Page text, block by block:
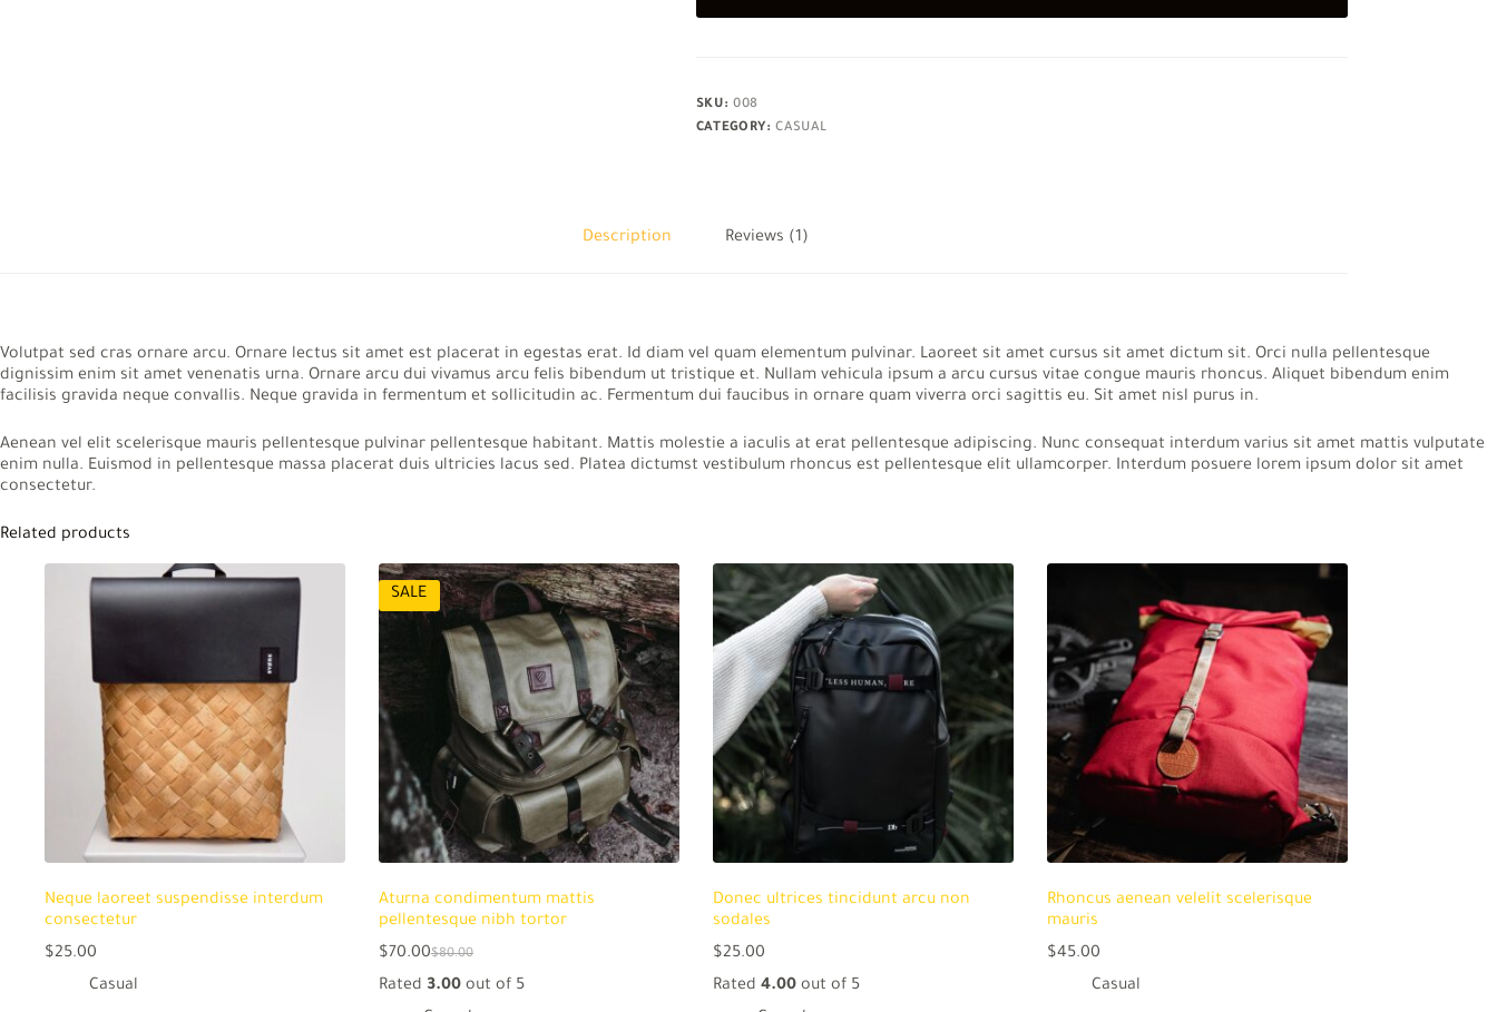
SKU:008
CATEGORY:CASUAL
Description Reviews (1)
Volutpat sed cras ornare arcu. Ornare lectus sit amet est placerat in egestas erat. Id diam vel quam elementum pulvinar. Laoreet sit amet cursus sit amet dictum sit. Orci nulla pellentesque
dignissim enim sit amet venenatis urna. Ornare arcu dui vivamus arcu felis bibendum ut tristique et. Nullam vehicula ipsum a arcu cursus vitae congue mauris rhoncus. Aliquet bibendum enim
facilisis gravida neque convallis. Neque gravida in fermentum et sollicitudin ac. Fermentum dui faucibus in ornare quam viverra orci sagittis eu. Sit amet nisl purus in.
Aenean vel elit scelerisque mauris pellentesque pulvinar pellentesque habitant. Mattis molestie a iaculis at erat pellentesque adipiscing. Nunc consequat interdum varius sit amet mattis vulputate
enim nulla. Euismod in pellentesque massa placerat duis ultricies lacus sed. Platea dictumst vestibulum rhoncus est pellentesque elit ullamcorper. Interdum posuere lorem ipsum dolor sit amet
consectetur.
Related products
Neque laoreet suspendisse interdum
consectetur
$25.00
Casual
SALE
Aturna condimentum mattis
pellentesque nibh tortor
$80.00
Original
price
was:
$70.00Current
price
is:
Rated 3.00out of 5
Donec ultrices tincidunt arcu non
sodales
$25.00
Rated 4.00out of 5
Rhoncus aenean velelit scelerisque
mauris
$45.00
Casual